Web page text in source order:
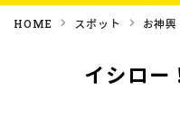
HOME スポット お神輿
イシロー